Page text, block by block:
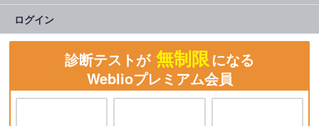
ログイン
診断テストが 無制限になる
Weblioプレミアム会員